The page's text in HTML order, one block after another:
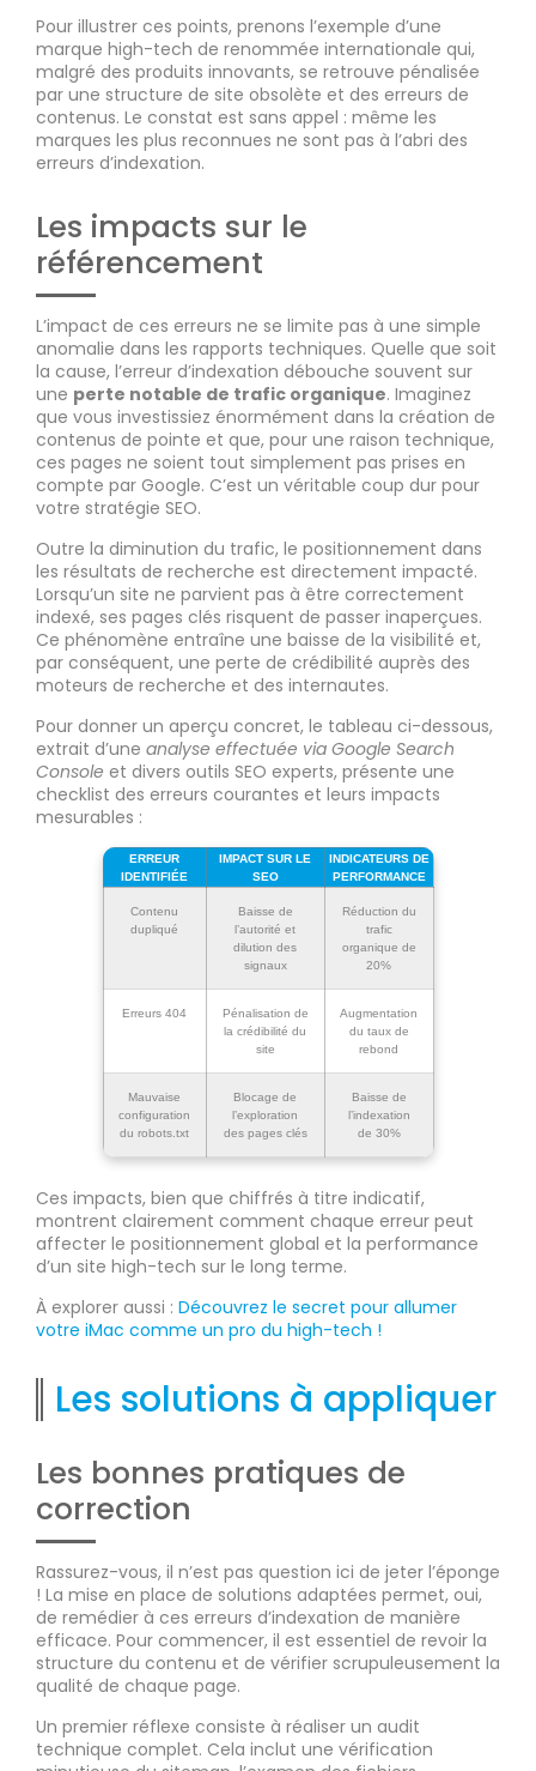
Pour illustrer ces points, prenons l’exemple d’une
marque high-tech de renommée internationale qui,
malgré des produits innovants, se retrouve pénalisée
par une structure de site obsolète et des erreurs de
contenus. Le constat est sans appel : même les
marques les plus reconnues ne sont pas à l’abri des
erreurs d’indexation.
Les impacts sur le
référencement
L’impact de ces erreurs ne se limite pas à une simple
anomalie dans les rapports techniques. Quelle que soit
la cause, l’erreur d’indexation débouche souvent sur
une perte notable de trafic organique. Imaginez
que vous investissiez énormément dans la création de
contenus de pointe et que, pour une raison technique,
ces pages ne soient tout simplement pas prises en
compte par Google. C’est un véritable coup dur pour
votre stratégie SEO.
Outre la diminution du trafic, le positionnement dans
les résultats de recherche est directement impacté.
Lorsqu’un site ne parvient pas à être correctement
indexé, ses pages clés risquent de passer inaperçues.
Ce phénomène entraîne une baisse de la visibilité et,
par conséquent, une perte de crédibilité auprès des
moteurs de recherche et des internautes.
Pour donner un aperçu concret, le tableau ci-dessous,
extrait d’une analyse effectuée via Google Search
Console et divers outils SEO experts, présente une
checklist des erreurs courantes et leurs impacts
mesurables :
ERREUR
IDENTIFIÉE
IMPACT SUR LE
SEO
INDICATEURS DE
PERFORMANCE
Contenu
dupliqué
Baisse de
l’autorité et
dilution des
signaux
Réduction du
trafic
organique de
20%
Erreurs 404
Pénalisation de
la crédibilité du
site
Augmentation
du taux de
rebond
Mauvaise
configuration
du robots.txt
Blocage de
l’exploration
des pages clés
Baisse de
l’indexation
de 30%
Ces impacts, bien que chiffrés à titre indicatif,
montrent clairement comment chaque erreur peut
affecter le positionnement global et la performance
d’un site high-tech sur le long terme.
À explorer aussi : Découvrez le secret pour allumer
votre iMac comme un pro du high-tech !
Les solutions à appliquer
Les bonnes pratiques de
correction
Rassurez-vous, il n’est pas question ici de jeter l’éponge
! La mise en place de solutions adaptées permet, oui,
de remédier à ces erreurs d’indexation de manière
efficace. Pour commencer, il est essentiel de revoir la
structure du contenu et de vérifier scrupuleusement la
qualité de chaque page.
Un premier réflexe consiste à réaliser un audit
technique complet. Cela inclut une vérification